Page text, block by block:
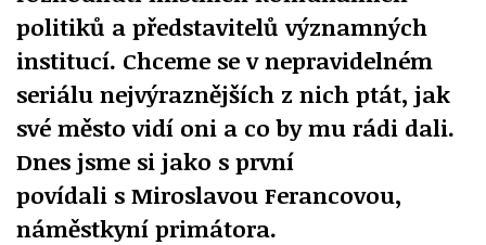
politiků a představitelů významných
institucí. Chceme se v nepravidelném
seriálu nejvýraznějších z nich ptát, jak
své město vidí oni a co by mu rádi dali.
Dnes jsme si jako s první
povídali s Miroslavou Ferancovou,
náměstkyní primátora.